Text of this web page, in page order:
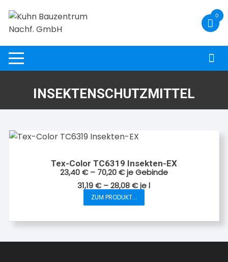
Inhalt
springen
0
INSEKTENSCHUTZMITTEL
Tex-Color TC6319 Insekten-EX
23,40€– 70,20€je Gebinde
31,19€–28,08€jel
ZUM PRODUKT...
Dieses
weist
mehrere